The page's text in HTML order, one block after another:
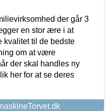
der går 3
en stor ære i at
til de bedste
om at være
der skal handles ny
her for at se deres